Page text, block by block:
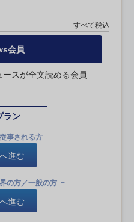
すべて税込
会員
スが全文読める会員
ラン
事される方
進む
の方／一般の方
進む